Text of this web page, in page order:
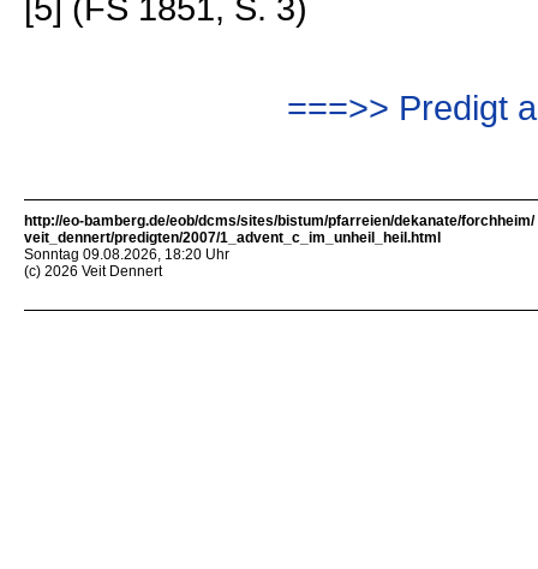
===>> Predigt
http://eo-bamberg.de/eob/dcms/sites/bistum/pfarreien/dekanate/forchheim/
veit_dennert/predigten/2007/1_advent_c_im_unheil_heil.html
Sonntag 09.08.2026, 18:20 Uhr
(c) 2026 Veit Dennert